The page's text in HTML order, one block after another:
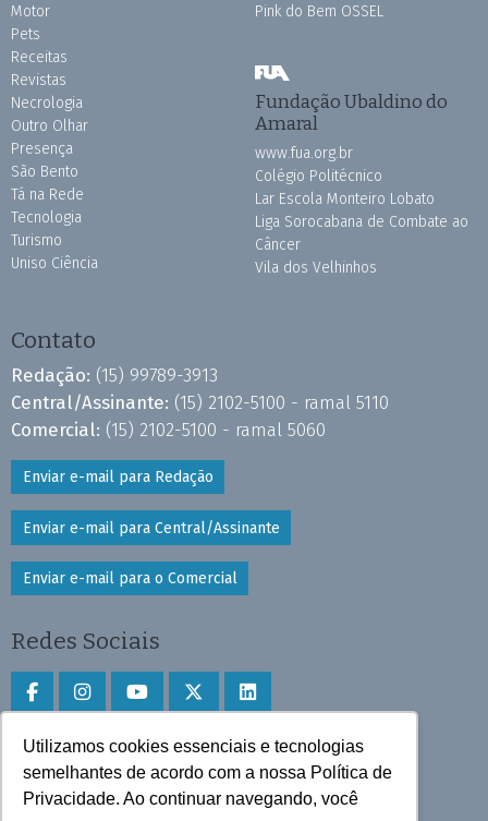
Utilizamos cookies essenciais e tecnologias
semelhantes de acordo com a nossa Política de
Privacidade. Ao continuar navegando, você
Motor
Pets
Receitas
Revistas
Necrologia
Outro Olhar
Presença
São Bento
Tá na Rede
Tecnologia
Turismo
Uniso Ciência
Pink do Bem OSSEL
Fundação Ubaldino do
Amaral
www.fua.org.br
Colégio Politécnico
Lar Escola Monteiro Lobato
Liga Sorocabana de Combate ao
Câncer
Vila dos Velhinhos
Contato
Redação: (15) 99789-3913
Central/Assinante: (15) 2102-5100 - ramal 5110
Comercial: (15) 2102-5100 - ramal 5060
Enviar e-mail para Redação
Enviar e-mail para Central/Assinante
Enviar e-mail para o Comercial
Redes Sociais
Faça download do aplicativo
Play Store e App Store